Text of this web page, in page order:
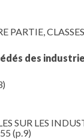
PARTIE,
des
SUR LES
(p.9)